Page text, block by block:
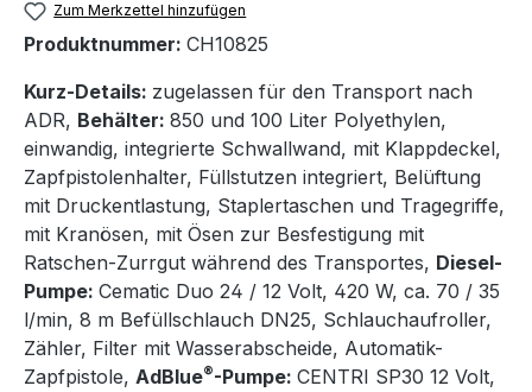
Zum Merkzettel hinzufügen
Produktnummer: CH10825
Kurz-Details: zugelassen für den Transport nach
ADR, Behälter: 850 und 100 Liter Polyethylen,
einwandig, integrierte Schwallwand, mit Klappdeckel,
Zapfpistolenhalter, Füllstutzen integriert, Belüftung
mit Druckentlastung, Staplertaschen und Tragegriffe,
mit Kranösen, mit Ösen zur Besfestigung mit
Ratschen-Zurrgut während des Transportes, Diesel-
Pumpe: Cematic Duo 24 / 12 Volt, 420 W, ca. 70 / 35
l/min, 8 m Befüllschlauch DN25, Schlauchaufroller,
Zähler, Filter mit Wasserabscheide, Automatik-
Zapfpistole, AdBlue®-Pumpe: CENTRI SP30 12 Volt,